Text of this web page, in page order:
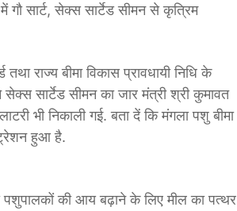
सार्ट, सेक्स सार्टेड सीमन से कृत्रिम
राज्य बीमा विकास प्रावधायी निधि के
सार्टेड सीमन का जार मंत्री श्री कुमावत
भी निकाली गई. बता दें कि मंगला पशु बीमा
हुआ है.
की आय बढ़ाने के लिए मील का पत्थर